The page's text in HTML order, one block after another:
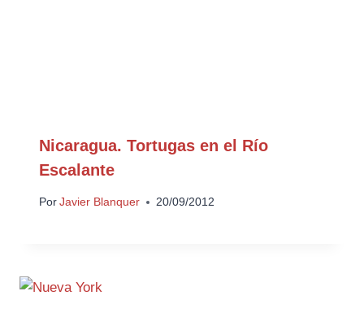
Nicaragua. Tortugas en el Río
Escalante
Por Javier Blanquer 20/09/2012